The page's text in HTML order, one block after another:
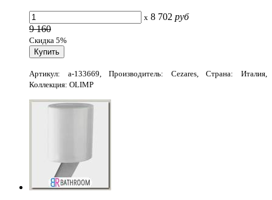
x 8 702 руб
9 160
Скидка 5%
Артикул: a-133669, Производитель: Cezares, Страна: Италия,
Коллекция: OLIMP